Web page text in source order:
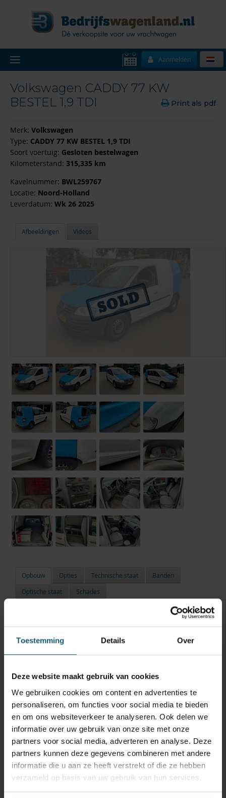
Toestemming Details Over
Deze website maakt gebruik van cookies
We gebruiken cookies om content en advertenties te
personaliseren, om functies voor social media te bieden
en om ons websiteverkeer te analyseren. Ook delen we
informatie over uw gebruik van onze site met onze
partners voor social media, adverteren en analyse. Deze
partners kunnen deze gegevens combineren met andere
informatie die u aan ze heeft verstrekt of die ze hebben
verzameld op basis van uw gebruik van hun services.
Aanmelden
Volkswagen CADDY 77 KW
BESTEL 1,9 TDI
Print als pdf
Merk: Volkswagen
Type: CADDY 77 KW BESTEL 1,9 TDI
Soort voertuig: Gesloten bestelwagen
Kilometerstand: 315,335 km
Kavelnummer: BWL259767
Locatie: Noord-Holland
Leverdatum: Wk 26 2025
Afbeeldingen Videos
Opbouw Opties Technische staat
Banden
Optische staat
Schades
Hoogte
Doorgang
Vloerhoogte
Toebehoren
Capaciteit